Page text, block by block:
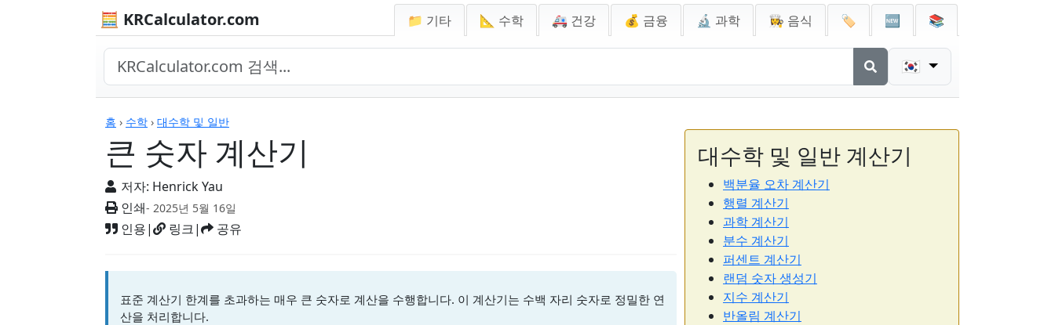
🧮 KRCalculator.com 📁 기타 📐 수학 🚑 건강 💰 금융 🔬 과학 👩‍🍳 음식 🏷️ 🆕 📚
🇰🇷
홈 › 수학 › 대수학 및 일반
큰 숫자 계산기
저자: Henrick Yau
인쇄- 2025년 5월 16일
인용| 링크| 공유
계산기
표준 계산기 한계를 초과하는 매우 큰 숫자로 계산을 수행합니다. 이 계산기는 수백 자리 숫자로 정밀한 연
산을 처리합니다.
대수학 및 일반 계산기
백분율 오차 계산기
행렬 계산기
과학 계산기
분수 계산기
퍼센트 계산기
랜덤 숫자 생성기
지수 계산기
반올림 계산기